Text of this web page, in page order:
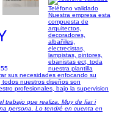
Teléfono validado
Nuestra empresa esta
compuesta de
arquitectos,
decoradores,
albañiles,
electrecistas,
lampistas, pintores,
ebanistas ect, toda
nuestra plantilla
sus necesidades enfocando su
nuestros diseños son
profesionales, bajo la supervision
trabajo que realiza. Muy de fiar i
persona. Lo tendré en cuenta en